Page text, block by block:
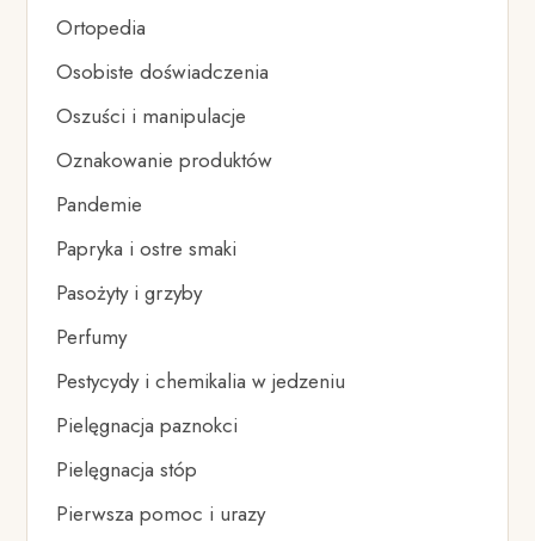
Ortopedia
Osobiste doświadczenia
Oszuści i manipulacje
Oznakowanie produktów
Pandemie
Papryka i ostre smaki
Pasożyty i grzyby
Perfumy
Pestycydy i chemikalia w jedzeniu
Pielęgnacja paznokci
Pielęgnacja stóp
Pierwsza pomoc i urazy